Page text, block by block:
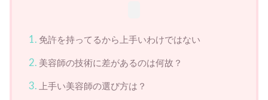
免許を持ってるから上手いわけではない
美容師の技術に差があるのは何故？
上手い美容師の選び方は？